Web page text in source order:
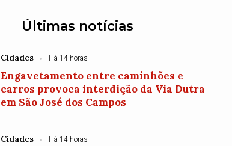
Últimas notícias
Cidades Há 14 horas
Engavetamento entre caminhões e
carros provoca interdição da Via Dutra
em São José dos Campos
Cidades Há 14 horas